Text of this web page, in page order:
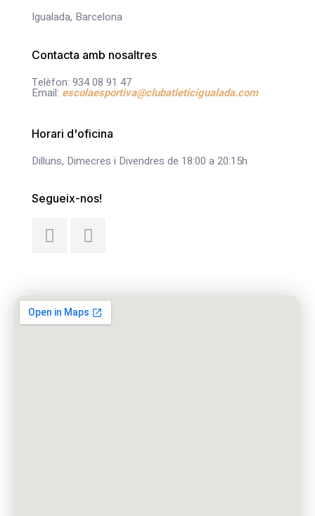
Igualada, Barcelona
Contacta amb nosaltres
Telèfon: 934 08 91 47
Email: escolaesportiva@clubatleticigualada.com
Horari d'oficina
Dilluns, Dimecres i Divendres de 18:00 a 20:15h
Segueix-nos!